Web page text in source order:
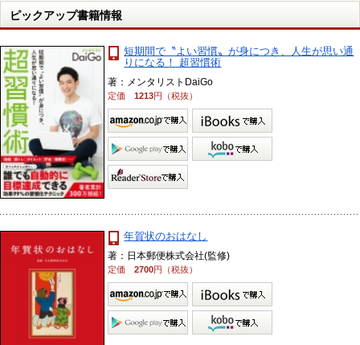
ピックアップ書籍情報
短期間で〝よい習慣〟が身につき、人生が思い通
りになる！ 超習慣術
著：メンタリストDaiGo
定価1213円（税抜）
年賀状のおはなし
著：日本郵便株式会社(監修)
定価2700円（税抜）